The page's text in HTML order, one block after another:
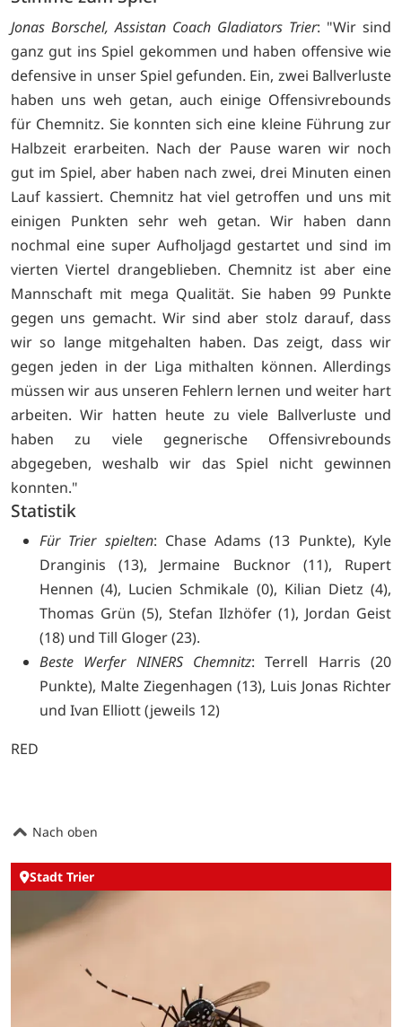
Jonas Borschel, Assistan Coach Gladiators Trier: "Wir sind
ganz gut ins Spiel gekommen und haben offensive wie
defensive in unser Spiel gefunden. Ein, zwei Ballverluste
haben uns weh getan, auch einige Offensivrebounds
für Chemnitz. Sie konnten sich eine kleine Führung zur
Halbzeit erarbeiten. Nach der Pause waren wir noch
gut im Spiel, aber haben nach zwei, drei Minuten einen
Lauf kassiert. Chemnitz hat viel getroffen und uns mit
einigen Punkten sehr weh getan. Wir haben dann
nochmal eine super Aufholjagd gestartet und sind im
vierten Viertel drangeblieben. Chemnitz ist aber eine
Mannschaft mit mega Qualität. Sie haben 99 Punkte
gegen uns gemacht. Wir sind aber stolz darauf, dass
wir so lange mitgehalten haben. Das zeigt, dass wir
gegen jeden in der Liga mithalten können. Allerdings
müssen wir aus unseren Fehlern lernen und weiter hart
arbeiten. Wir hatten heute zu viele Ballverluste und
haben zu viele gegnerische Offensivrebounds
abgegeben, weshalb wir das Spiel nicht gewinnen
konnten."
Statistik
Für Trier spielten: Chase Adams (13 Punkte), Kyle
Dranginis (13), Jermaine Bucknor (11), Rupert
Hennen (4), Lucien Schmikale (0), Kilian Dietz (4),
Thomas Grün (5), Stefan Ilzhöfer (1), Jordan Geist
(18) und Till Gloger (23).
Beste Werfer NINERS Chemnitz: Terrell Harris (20
Punkte), Malte Ziegenhagen (13), Luis Jonas Richter
und Ivan Elliott (jeweils 12)
RED
Nach oben
Stadt Trier